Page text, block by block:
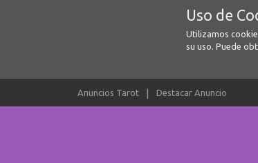
Uso de
Utilizamos
su uso. Puede
Anuncios Tarot Destacar Anuncio